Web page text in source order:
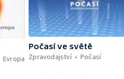
Evropa
Počasí ve světě
Zpravodajství
Počasí